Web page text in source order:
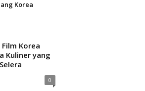
Korea
Korea
Kuliner yang
0